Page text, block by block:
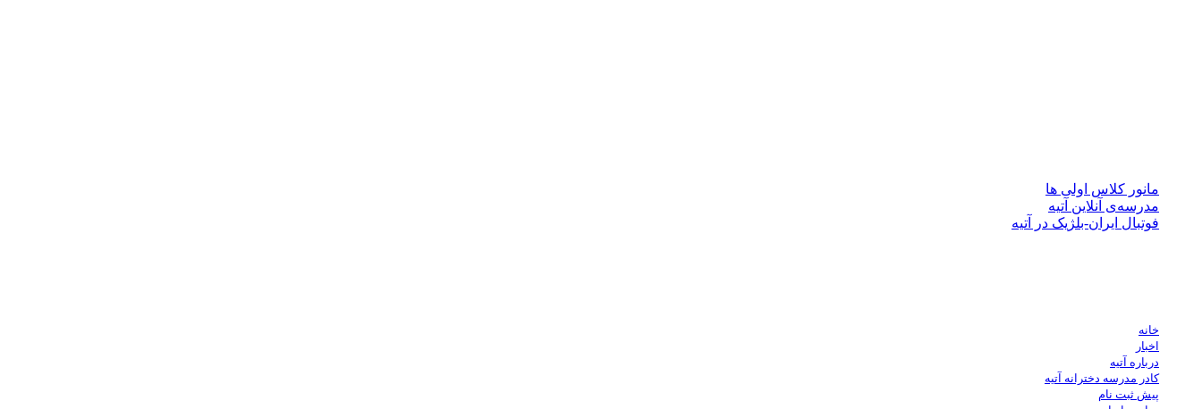
مانور کلاس اولی ها
مدرسه‌ی آنلاین آتیه
فوتبال ایران-بلژیک در آتیه
خانه
اخبار
درباره آتیه
کادر مدرسه دخترانه آتیه
پیش ثبت نام